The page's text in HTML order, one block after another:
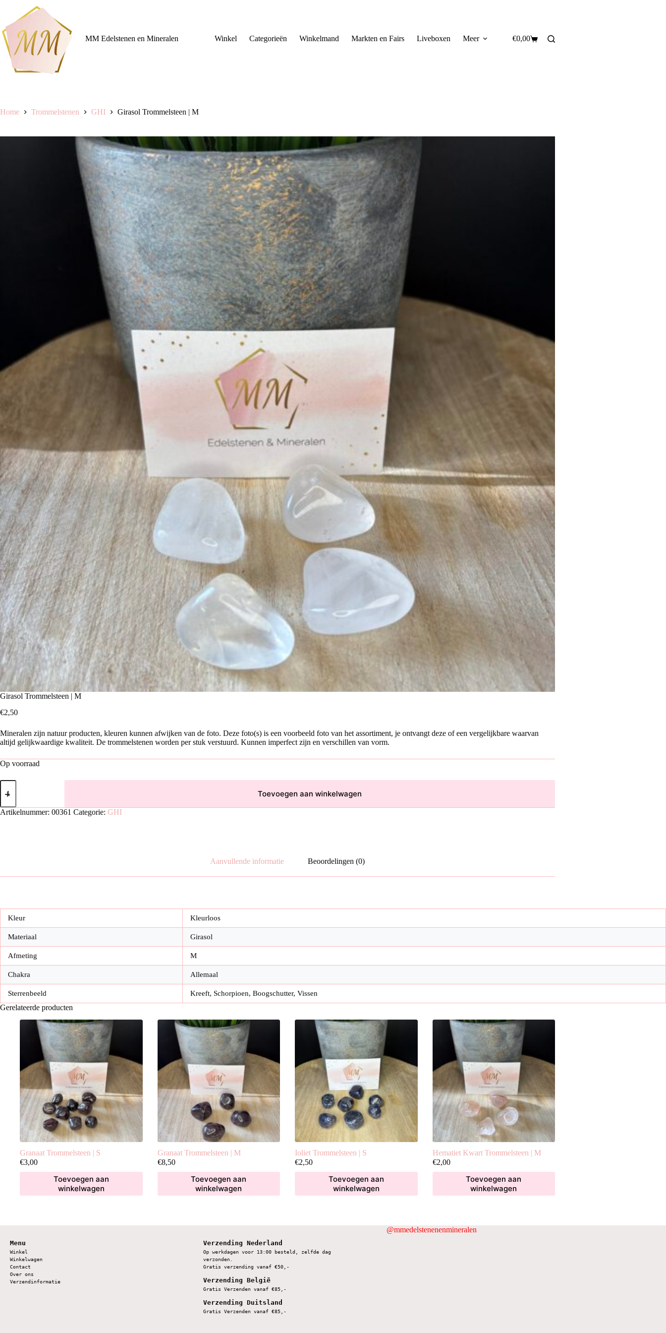
inhoud
MM Edelstenen en Mineralen
Winkel Categorieën Winkelmand Markten en Fairs Liveboxen Meer Winkelwagen
€0,00
Home Trommelstenen GHI Girasol Trommelsteen | M
Girasol Trommelsteen | M
€2,50
Mineralen zijn natuur producten, kleuren kunnen afwijken van de foto. Deze foto(s) is een voorbeeld foto van het assortiment, je ontvangt deze of een vergelijkbare waarvan
altijd gelijkwaardige kwaliteit. De trommelstenen worden per stuk verstuurd. Kunnen imperfect zijn en verschillen van vorm.
Op voorraad
Girasol
Trommelsteen
M
aantal
Toevoegen aan winkelwagen
Artikelnummer: 00361 Categorie: GHI
Aanvullende informatie Beoordelingen (0)
Kleur Kleurloos
Materiaal Girasol
Afmeting M
Chakra Allemaal
Sterrenbeeld Kreeft, Schorpioen, Boogschutter, Vissen
Gerelateerde producten
Granaat Trommelsteen | S
€3,00
Toevoegen aan
winkelwagen
Granaat Trommelsteen | M
€8,50
Toevoegen aan
winkelwagen
Ioliet Trommelsteen | S
€2,50
Toevoegen aan
winkelwagen
Hematiet Kwart Trommelsteen | M
€2,00
Toevoegen aan
winkelwagen
Menu
Winkel
Winkelwagen
Contact
Over ons
Verzendinformatie
Verzending Nederland
Op werkdagen voor 13:00 besteld, zelfde dag
verzonden.
Gratis verzending vanaf €50,-
Verzending België
Gratis Verzenden vanaf €85,-
Verzending Duitsland
Gratis Verzenden vanaf €85,-
@mmedelstenenenmineralen